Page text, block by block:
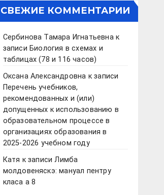
СВЕЖИЕ КОММЕНТАРИИ
Сербинова Тамара Игнатьевнак
записи Биология в схемах и
таблицах (78 и 116 часов)
Оксана Александровна к записи
Перечень учебников,
рекомендованных и (или)
допущенных к использованию в
образовательном процессе в
организациях образования в
2025-2026 учебном году
Катя к записиЛимба
молдовеняскэ: мануал пентру
класа а 8